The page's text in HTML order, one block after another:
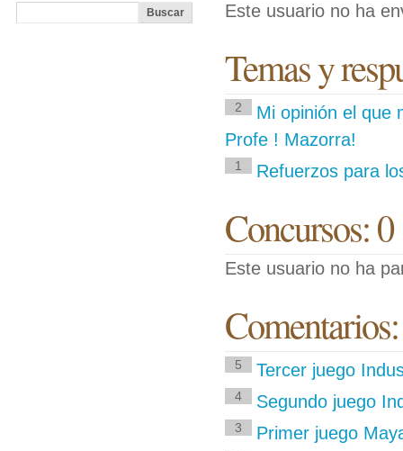
Este usuario no ha
Temas y
2
Mi opinión el que
Profe ! Mazorra!
1 Refuerzos para
Concursos: 0
Este usuario no ha
5 Tercer juego
4 Segundo juego
3 Primer juego